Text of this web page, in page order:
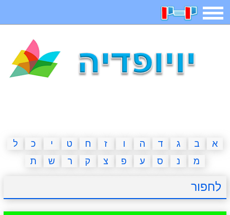
תפריט
איש תלוי מדריכים פוקימון גו מצא הבדלים
יצירה משחקי בנות אשליות חדשות
א ב ג ד ה ו ז ח ט י כ
ל
מ
נ ס ע פ צ ק ר ש ת
לחפור